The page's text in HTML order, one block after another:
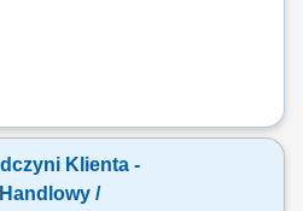
Klienta -
/